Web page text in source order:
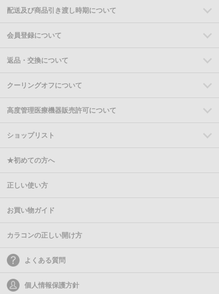
配送及び商品引き渡し時期について
会員登録について
返品・交換について
クーリングオフについて
高度管理医療機器販売許可について
ショップリスト
★初めての方へ
正しい使い方
お買い物ガイド
カラコンの正しい開け方
よくある質問
個人情報保護方針